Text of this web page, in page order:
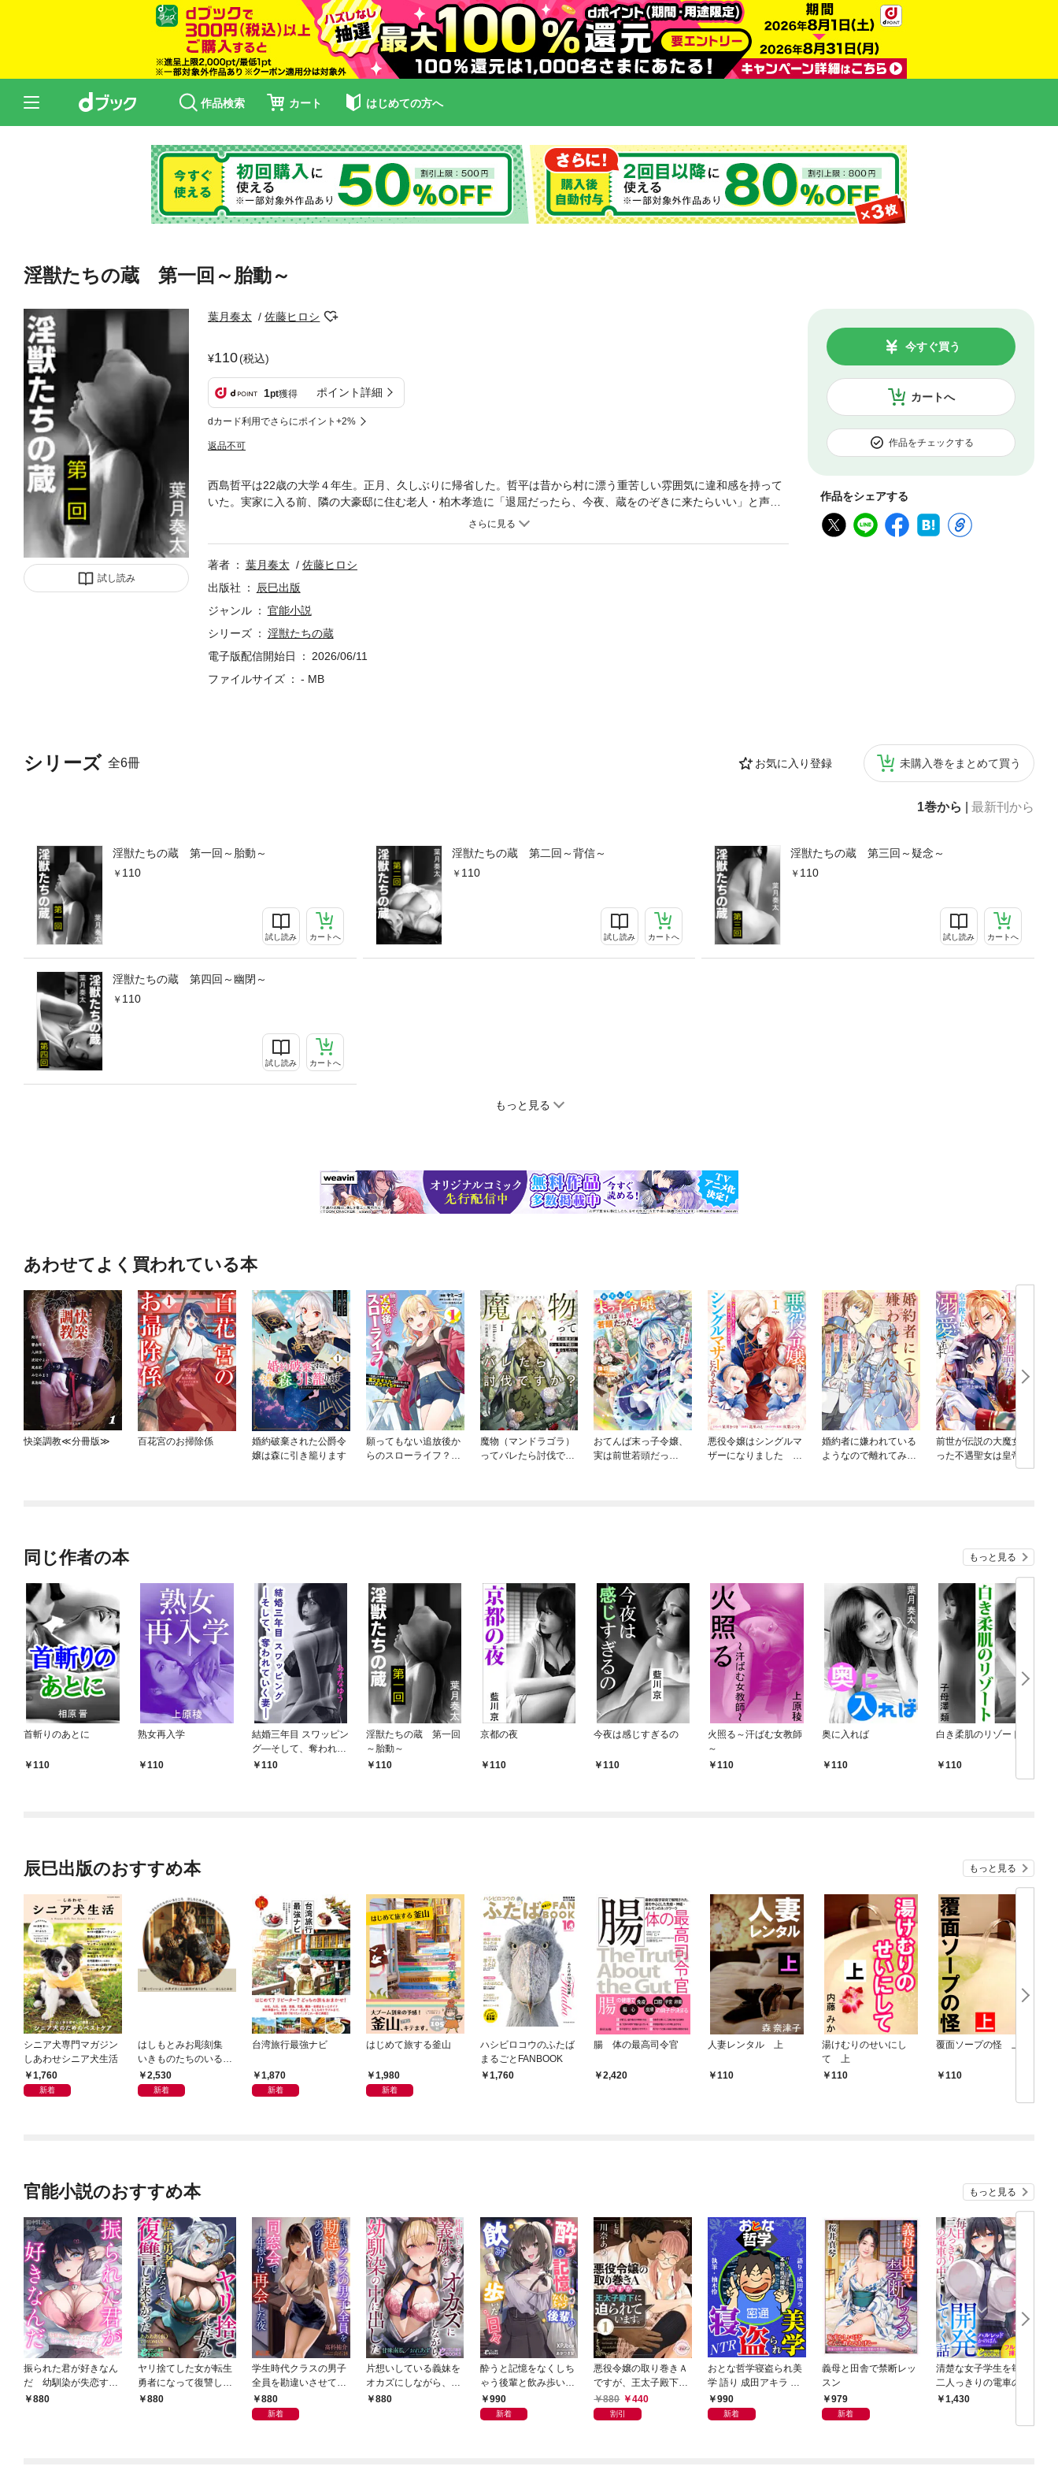
作品検索 カート はじめての方へ
淫獣たちの蔵 第一回～胎動～
試し読み
葉月奏太 佐藤ヒロシ
110(税込)
1pt獲得 ポイント詳細
dカード利用でさらにポイント+2%
返品不可
カートへ
今すぐ買う
作品をチェックする
作品をシェアする
シリーズ 全6冊 お気に入り登録 未購入巻をまとめて買う
1巻から 最新刊から
淫獣たちの蔵 第一回～胎動～
110
試し読み カートへ
淫獣たちの蔵 第二回～背信～
110
試し読み カートへ
淫獣たちの蔵 第三回～疑念～
110
試し読み カートへ
淫獣たちの蔵 第四回～幽閉～
110
試し読み カートへ
もっと見る
西島哲平は22歳の大学４年生。正月、久しぶりに帰省した。哲平は昔から村に漂う重苦しい雰囲気に違和感を持って
いた。実家に入る前、隣の大豪邸に住む老人・柏木孝造に「退屈だったら、今夜、蔵をのぞきに来たらいい」と声を
かけられる。これが全ての始まりだった。家族と久しぶりに食事を一緒に取ってもしっくりとこない。夜もなかなか
唾を飲み込んだ。フンドシ姿で現れた孝造はその女性を凌辱。しかし、その女性は嫌がるどころか感じ始める。哲平
も興奮を抑えきれない。その時、哲平の存在に気付いていた孝造が「テツ、そこからじゃよく見えんだろう」と呼び
著者 葉月奏太
佐藤ヒロシ
出版社
辰巳出版
ジャンル
官能小説
シリーズ
淫獣たちの蔵
電子版配信開始日
2026/06/11
ファイルサイズ
- MB
あわせてよく買われている本
快楽調教≪分冊版≫ 百花宮のお掃除係
婚約破棄された公爵令
嬢は森に引き籠ります
願ってもない追放後か
らのスローライフ？
魔物（マンドラゴラ）
ってバレたら討伐です
おてんば末っ子令嬢、
実は前世若頭だっ
悪役令嬢はシングルマ
ザーになりました 双
婚約者に嫌われている
ようなので離れてみた
前世が伝説の大魔女だ
った不遇聖女は皇帝陛
下に溺愛されています
同じ作者の本 もっと見る
首斬りのあとに
110
熟女再入学
110
結婚三年目 スワッピン
グ―そして、奪われて
いく妻―
110
淫獣たちの蔵 第一回
～胎動～
110
京都の夜
110
今夜は感じすぎるの
110
火照る～汗ばむ女教師
～
110
奥に入れば
110
白き柔肌のリゾート
110
辰巳出版のおすすめ本 もっと見る
シニア犬専門マガジン
しあわせシニア犬生活
1,760
新着
はしもとみお彫刻集
いきものたちのいると
ころ2,530
新着
台湾旅行最強ナビ
1,870
新着
はじめて旅する釜山
1,980
新着
ハシビロコウのふたば
まるごとFANBOOK
1,760
腸 体の最高司令官
2,420
人妻レンタル 上
110
湯けむりのせいにし
て 上
110
覆面ソープの怪 上
110
官能小説のおすすめ本 もっと見る
振られた君が好きなん
だ 幼馴染が失恋する
たびに慰めエッチを求
880
ヤリ捨てした女が転生
勇者になって復讐しに
来やがった
880
学生時代クラスの男子
全員を勘違いさせてた
あの子と、同窓会で十
年振りに再会した夜
880
新着
片想いしている義妹を
オカズにしながら、幼
馴染の中に出した
880
酔うと記憶をなくしち
ゃう後輩と飲み歩いた
日々990
新着
悪役令嬢の取り巻きＡ
ですが、王太子殿下に
迫られています。①
880 440
割引
おとな哲学寝盗られ美
学 語り 成田アキラ 執
筆 柚木怜
990
新着
義母と田舎で禁断レッ
スン
979
新着
清楚な女子学生を毎日
二人っきりの電車の中
で開発していく話【フ
1,430